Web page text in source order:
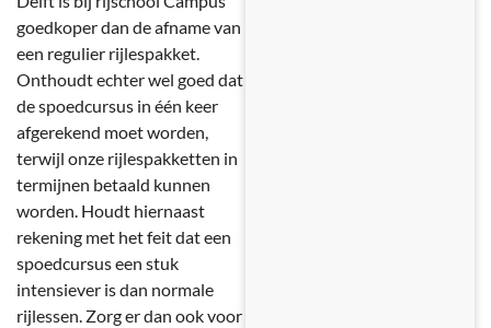
goedkoper dan de afname van
een regulier rijlespakket.
Onthoudt echter wel goed dat
de spoedcursus in één keer
afgerekend moet worden,
terwijl onze rijlespakketten in
termijnen betaald kunnen
worden. Houdt hiernaast
rekening met het feit dat een
spoedcursus een stuk
intensiever is dan normale
rijlessen. Zorg er dan ook voor